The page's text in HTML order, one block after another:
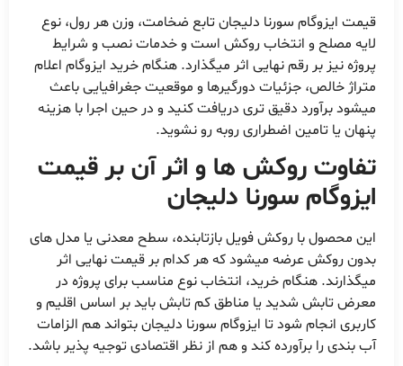
قیمت ایزوگام سورنا دلیجان تابع ضخامت، وزن هر رول، نوع
لایه مصلح و انتخاب روکش است و خدمات نصب و شرایط
پروژه نیز بر رقم نهایی اثر میگذارد. هنگام خرید ایزوگام اعلام
متراژ خالص، جزئیات دورگیرها و موقعیت جغرافیایی باعث
میشود برآورد دقیق تری دریافت کنید و در حین اجرا با هزینه
پنهان یا تامین اضطراری روبه رو نشوید.
تفاوت روکش ها و اثر آن بر قیمت
ایزوگام سورنا دلیجان
این محصول با روکش فویل بازتابنده، سطح معدنی یا مدل های
بدون روکش عرضه میشود که هر کدام بر قیمت نهایی اثر
میگذارند. هنگام خرید، انتخاب نوع مناسب برای پروژه در
معرض تابش شدید یا مناطق کم تابش باید بر اساس اقلیم و
کاربری انجام شود تا ایزوگام سورنا دلیجان بتواند هم الزامات
آب بندی را برآورده کند و هم از نظر اقتصادی توجیه پذیر باشد.